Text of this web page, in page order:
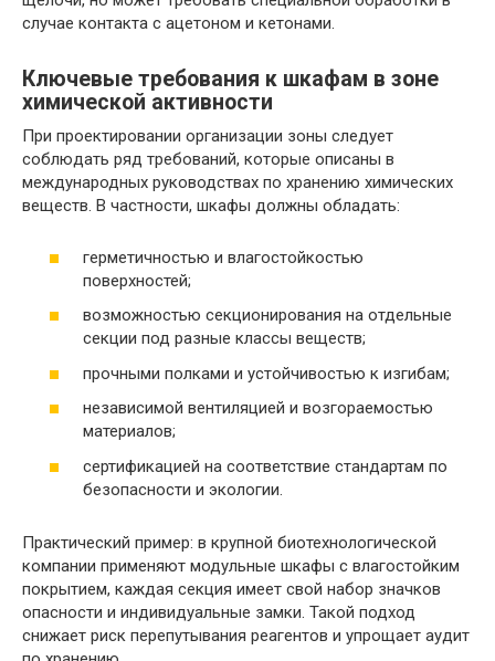
случае контакта с ацетоном и кетонами.
Ключевые требования к шкафам в зоне
химической активности
При проектировании организации зоны следует
соблюдать ряд требований, которые описаны в
международных руководствах по хранению химических
веществ. В частности, шкафы должны обладать:
герметичностью и влагостойкостью
поверхностей;
возможностью секционирования на отдельные
секции под разные классы веществ;
прочными полками и устойчивостью к изгибам;
независимой вентиляцией и возгораемостью
материалов;
сертификацией на соответствие стандартам по
безопасности и экологии.
Практический пример: в крупной биотехнологической
компании применяют модульные шкафы с влагостойким
покрытием, каждая секция имеет свой набор значков
опасности и индивидуальные замки. Такой подход
снижает риск перепутывания реагентов и упрощает аудит